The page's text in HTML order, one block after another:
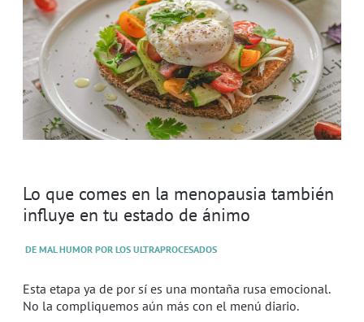
Lo que comes en la menopausia también
influye en tu estado de ánimo
DE MAL HUMOR POR LOS ULTRAPROCESADOS
Esta etapa ya de por sí es una montaña rusa emocional.
No la compliquemos aún más con el menú diario.